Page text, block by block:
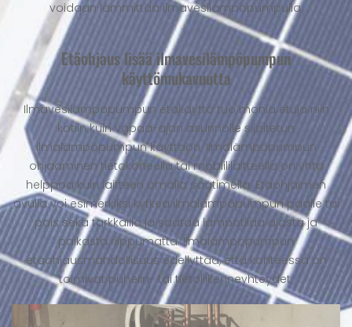
voidaan lämmittää ilmavesilämpöpumpulla.
Etäohjaus lisää ilmavesilämpöpumpun
käyttömukavuutta
Ilmavesilämpöpumpun etäkäyttö tuo monia etuja niin
kotiin kuin vapaa-ajan asunnolle sijoitetun
ilmalämpöpumpun käyttöön. Ilmalämpöpumpun
ohjaaminen tietokoneella tai mobiililaitteella on yhtä
helppoa kuin laitteen omalla säätimellä. Etäohjaimen
avulla voi esimerkiksi kytkeä ilmalämpöpumpun päälle tai
pois sekä tarkkailla ja säätää lämpötilaa ajasta ja
paikasta riippumatta. Ilmalämpöpumpun
etäohjausmahdollisuus edellyttää, että kohteessa on
toimivat puhelin- tai tietoliikenneyhteydet.